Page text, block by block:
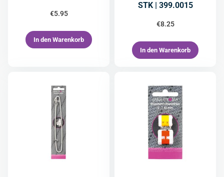
€5.95
In den Warenkorb
STK | 399.0015
€8.25
In den Warenkorb